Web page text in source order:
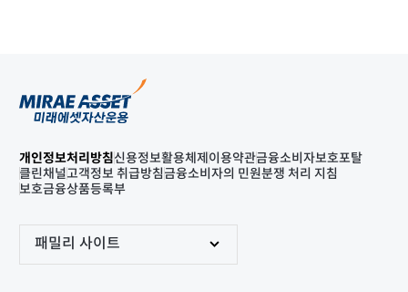
개인정보처리방침신용정보활용체제 이용약관금융소비자보호포탈
클린채널고객정보 취급방침금융소비자의 민원분쟁 처리 지침
보호금융상품등록부
패밀리 사이트